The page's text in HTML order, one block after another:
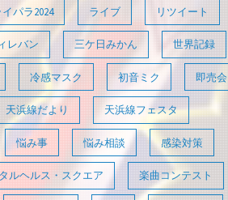
パラ2024 ライブ リツイート
レバン 三ケ日みかん 世界記録
冷感マスク 初音ミク 即売会
天浜線だより 天浜線フェスタ
悩み事 悩み相談 感染対策
ルヘルス・スクエア 楽曲コンテスト